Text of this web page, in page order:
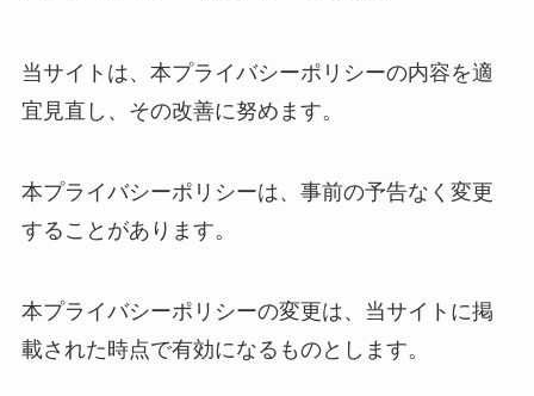
当サイトは、本プライバシーポリシーの内容を適
宜見直し、その改善に努めます。
本プライバシーポリシーは、事前の予告なく変更
することがあります。
本プライバシーポリシーの変更は、当サイトに掲
載された時点で有効になるものとします。